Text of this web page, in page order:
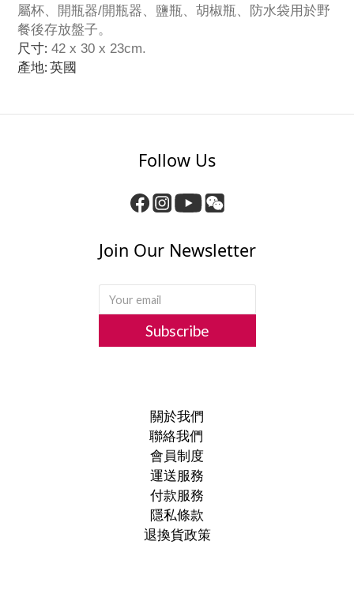
屬杯、開瓶器/開瓶器、鹽瓶、胡椒瓶、防水袋用於野
餐後存放盤子。
尺寸: 42 x 30 x 23cm.
產地: 英國
Follow Us
Join Our Newsletter
Subscribe
關於我們
聯絡我們
會員制度
運送服務
付款服務
隱私條款
退換貨政策